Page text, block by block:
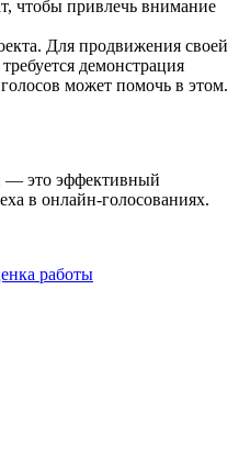
чтобы привлечь внимание
Для продвижения своей
демонстрация
может помочь в этом.
— это эффективный
в онлайн-голосованиях.
работы